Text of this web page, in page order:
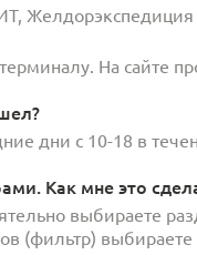
Желдорэкспедиция
На сайте
дни с 10-18 в
Как мне это
выбираете
(фильтр)